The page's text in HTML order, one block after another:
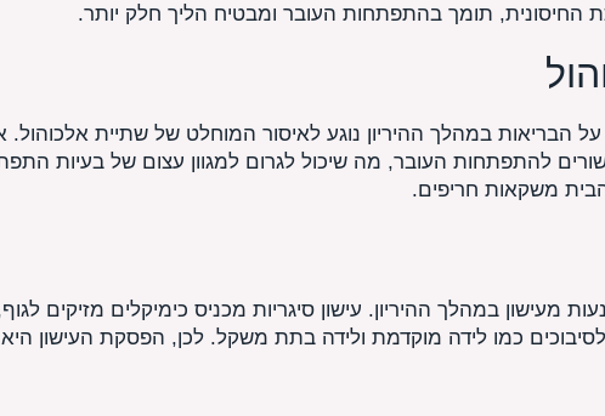
החיסונית, תומך בהתפתחות העובר ומבטיח הליך חלק יותר.
הבריאות במהלך ההיריון נוגע לאיסור המוחלט של שתיית אלכוהול.
להתפתחות העובר, מה שיכול לגרום למגוון עצום של בעיות
משקאות חריפים.
מעישון במהלך ההיריון. עישון סיגריות מכניס כימיקלים מזיקים
כמו לידה מוקדמת ולידה בתת משקל. לכן, הפסקת העישון